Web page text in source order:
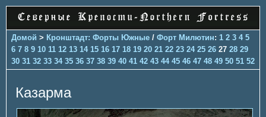
Домой > Кронштадт: Форты Южные / Форт Милютин: 1 2 3 4 5
6 7 8 9 10 11 12 13 14 15 16 17 18 19 20 21 22 23 24 25 26 27 28 29
30 31 32 33 34 35 36 37 38 39 40 41 42 43 44 45 46 47 48 49 50 51 52
Казарма